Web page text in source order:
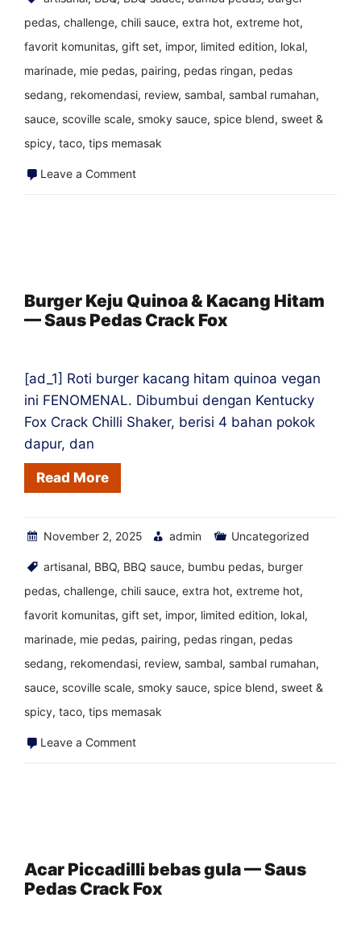
pedas, challenge, chili sauce, extra hot, extreme hot,
favorit komunitas, gift set, impor, limited edition, lokal,
marinade, mie pedas, pairing, pedas ringan, pedas
sedang, rekomendasi, review, sambal, sambal rumahan,
sauce, scoville scale, smoky sauce, spice blend, sweet &
spicy, taco, tips memasak
Leave a Commenton
Pedas
Crack
Burger Keju Quinoa & Kacang Hitam
— Saus Pedas Crack Fox
[ad_1] Roti burger kacang hitam quinoa vegan
ini FENOMENAL. Dibumbui dengan Kentucky
Fox Crack Chilli Shaker, berisi 4 bahan pokok
dapur, dan
Read More
November 2, 2025 admin Uncategorized
artisanal, BBQ, BBQ sauce, bumbu pedas, burger
pedas, challenge, chili sauce, extra hot, extreme hot,
favorit komunitas, gift set, impor, limited edition, lokal,
marinade, mie pedas, pairing, pedas ringan, pedas
sedang, rekomendasi, review, sambal, sambal rumahan,
sauce, scoville scale, smoky sauce, spice blend, sweet &
spicy, taco, tips memasak
Leave a Commenton
Kacang
Hitam
Acar Piccadilli bebas gula — Saus
Pedas Crack Fox